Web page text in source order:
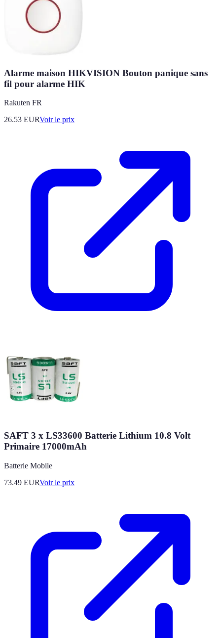
Alarme maison HIKVISION Bouton panique sans
fil pour alarme HIK
Rakuten FR
26.53 EURVoir le prix
SAFT 3 x LS33600 Batterie Lithium 10.8 Volt
Primaire 17000mAh
Batterie Mobile
73.49 EURVoir le prix